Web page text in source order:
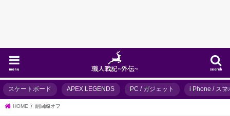
search
menu
スケートボード APEX LEGENDS PC / ガジェット i Phone / スマ
HOME 副回線オフ